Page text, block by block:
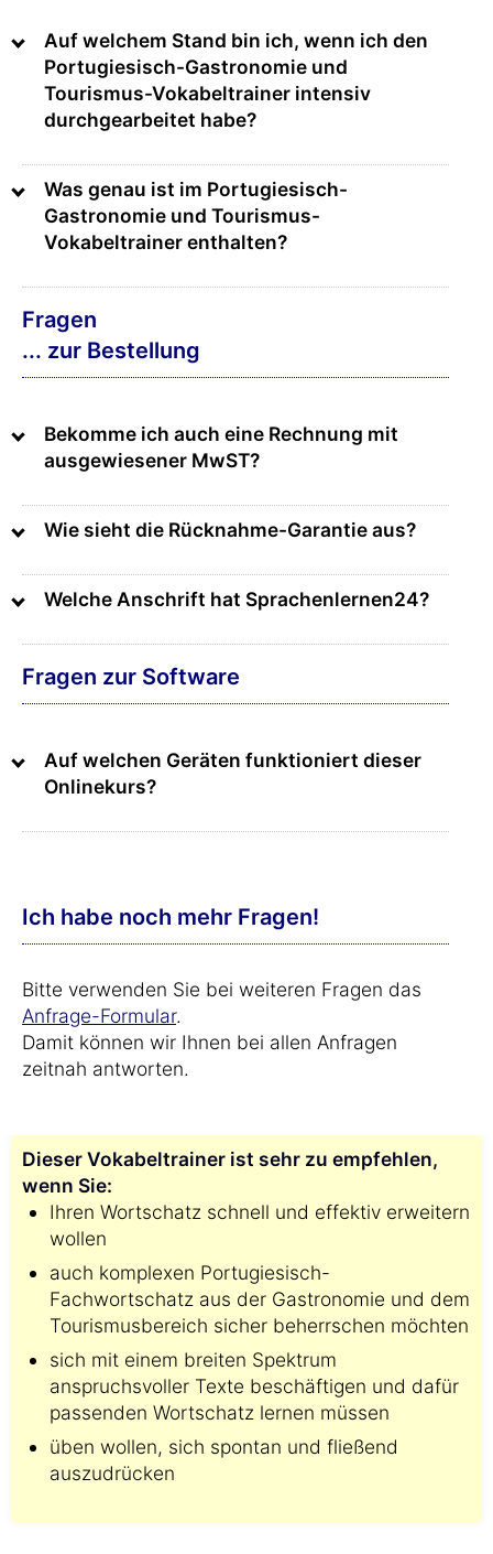
Auf welchem Stand bin ich, wenn ich den
Portugiesisch-Gastronomie und
Tourismus-Vokabeltrainer intensiv
durchgearbeitet habe?
Was genau ist im Portugiesisch-
Gastronomie und Tourismus-
Vokabeltrainer enthalten?
Fragen
... zur Bestellung
Bekomme ich auch eine Rechnung mit
ausgewiesener MwST?
Wie sieht die Rücknahme-Garantie aus?
Welche Anschrift hat Sprachenlernen24?
Fragen zur Software
Auf welchen Geräten funktioniert dieser
Onlinekurs?
Ich habe noch mehr Fragen!
Bitte verwenden Sie bei weiteren Fragen das
Anfrage-Formular.
Damit können wir Ihnen bei allen Anfragen
zeitnah antworten.
Dieser Vokabeltrainer ist sehr zu empfehlen,
wenn Sie:
Ihren Wortschatz schnell und effektiv erweitern
wollen
auch komplexen Portugiesisch-
Fachwortschatz aus der Gastronomie und dem
Tourismusbereich sicher beherrschen möchten
sich mit einem breiten Spektrum
anspruchsvoller Texte beschäftigen und dafür
passenden Wortschatz lernen müssen
üben wollen, sich spontan und fließend
auszudrücken